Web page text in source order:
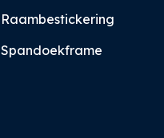
Raambestickering
Spandoekframe